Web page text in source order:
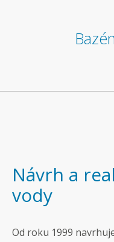
Návrh a
vody
Od roku 1999